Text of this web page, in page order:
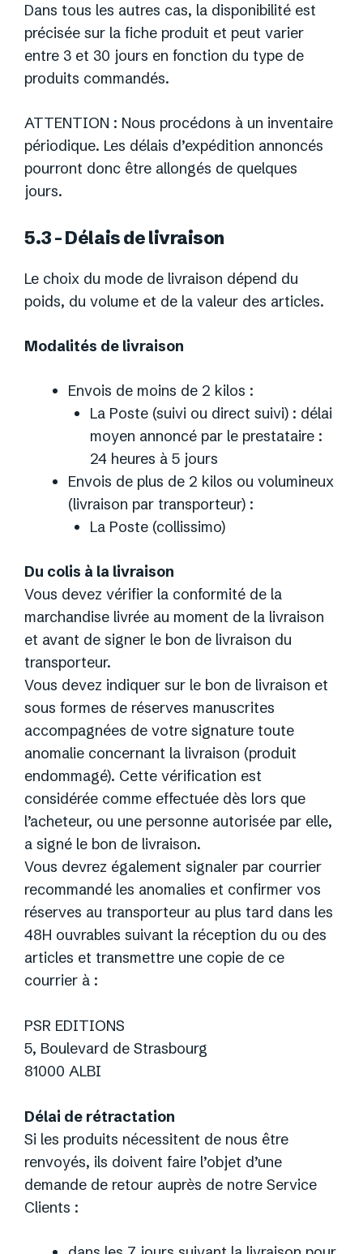
Dans tous les autres cas, la disponibilité est
précisée sur la fiche produit et peut varier
entre 3 et 30 jours en fonction du type de
produits commandés.
ATTENTION : Nous procédons à un inventaire
périodique. Les délais d’expédition annoncés
pourront donc être allongés de quelques
jours.
5.3 – Délais de livraison
Le choix du mode de livraison dépend du
poids, du volume et de la valeur des articles.
Modalités de livraison
Envois de moins de 2 kilos :
La Poste (suivi ou direct suivi) : délai
moyen annoncé par le prestataire :
24 heures à 5 jours
Envois de plus de 2 kilos ou volumineux
(livraison par transporteur) :
La Poste (collissimo)
Du colis à la livraison
Vous devez vérifier la conformité de la
marchandise livrée au moment de la livraison
et avant de signer le bon de livraison du
transporteur.
Vous devez indiquer sur le bon de livraison et
sous formes de réserves manuscrites
accompagnées de votre signature toute
anomalie concernant la livraison (produit
endommagé). Cette vérification est
considérée comme effectuée dès lors que
l’acheteur, ou une personne autorisée par elle,
a signé le bon de livraison.
Vous devrez également signaler par courrier
recommandé les anomalies et confirmer vos
réserves au transporteur au plus tard dans les
48H ouvrables suivant la réception du ou des
articles et transmettre une copie de ce
courrier à :
PSR EDITIONS
5, Boulevard de Strasbourg
81000 ALBI
Délai de rétractation
Si les produits nécessitent de nous être
renvoyés, ils doivent faire l’objet d’une
demande de retour auprès de notre Service
Clients :